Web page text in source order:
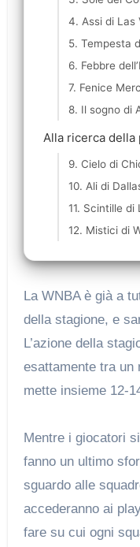
4. Assi di Las
5. Tempesta
6. Febbre
7. Fenice
8. Il sogno di
Alla ricerca della
9. Cielo di
10. Ali di
11. Scintille di
12. Mistici di
La WNBA è già a tutta velocità nella seconda metà
della stagione, e
L’azione della
esattamente tra un
mette insieme 12-
Mentre i giocatori
fanno un ultimo
sguardo alle
accederanno ai
fare su cui ogni